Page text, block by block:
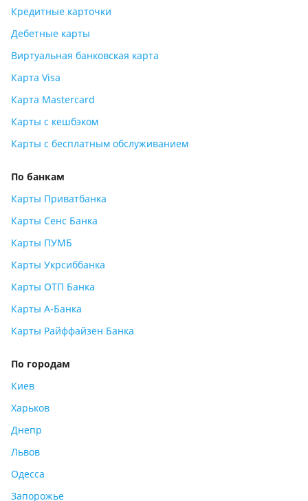
Кредитные карточки
Дебетные карты
Виртуальная банковская карта
Карта Visa
Карта Mastercard
Карты с кешбэком
Карты с бесплатным обслуживанием
По банкам
Карты Приватбанка
Карты Сенс Банка
Карты ПУМБ
Карты Укрсиббанка
Карты ОТП Банка
Карты А-Банка
Карты Райффайзен Банка
По городам
Киев
Харьков
Днепр
Львов
Одесса
Запорожье